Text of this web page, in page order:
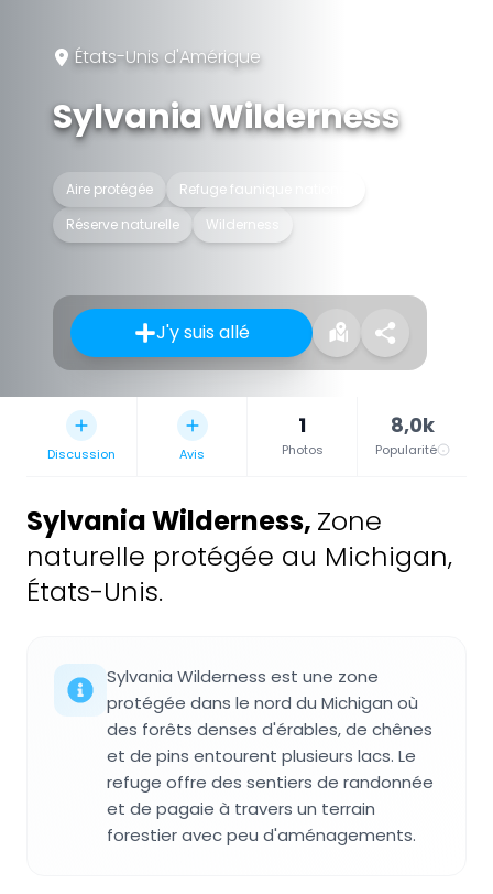
États-Unis d'Amérique
Sylvania Wilderness
Aire protégée
Refuge faunique national
Réserve naturelle
Wilderness
J'y suis allé
Discussion Avis
1
Photos
8,0k
Popularité
Sylvania Wilderness, Zone
naturelle protégée au Michigan,
États-Unis.
Sylvania Wilderness est une zone
protégée dans le nord du Michigan où
des forêts denses d'érables, de chênes
et de pins entourent plusieurs lacs. Le
refuge offre des sentiers de randonnée
et de pagaie à travers un terrain
forestier avec peu d'aménagements.